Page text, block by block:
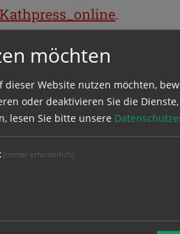
Kathpress_online.
und
möchten
dieser Website nutzen möchten,
oder deaktivieren Sie die Dienste,
lesen Sie bitte unsere
(immer erforderlich)